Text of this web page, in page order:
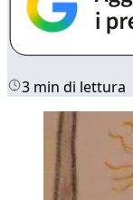
3 min di lettura